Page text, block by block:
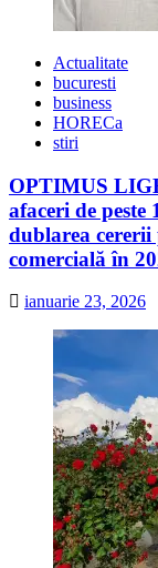
Actualitate
bucuresti
business
HORECa
stiri
OPTIMUS
afaceri de peste
dublarea
comercială în
ianuarie 23, 2026